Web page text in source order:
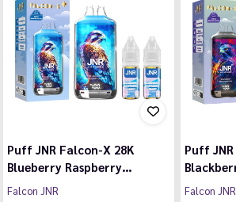
Puff JNR Falcon-X 28K
Blueberry Raspberry…
Falcon JNR
Puff
Falcon JNR